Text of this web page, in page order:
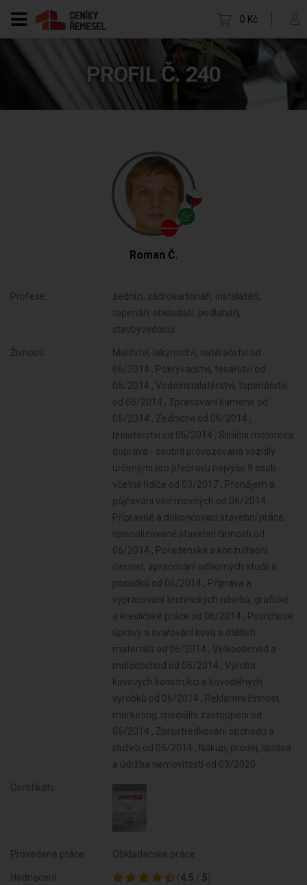
0 Kč
PROFIL Č. 240
Roman Č.
Profese:
zedníci, sádrokartonáři, instalatéři,
topenáři, obkladači, podlaháři,
stavbyvedoucí
Živnosti:
Malířství, lakýrnictví, natěračství od
06/2014 , Pokrývačství, tesařství od
06/2014 , Vodoinstalatérství, topenářství
od 06/2014 , Zpracování kamene od
06/2014 , Zednictví od 06/2014 ,
Izolatérství od 06/2014 , Silniční motorová
doprava - osobní provozovaná vozidly
určenými pro přepravu nejvýše 9 osob
včetně řidiče od 03/2017 , Pronájem a
půjčování věcí movitých od 06/2014 ,
Přípravné a dokončovací stavební práce,
specializované stavební činnosti od
06/2014 , Poradenská a konzultační
činnost, zpracování odborných studií a
posudků od 06/2014 , Příprava a
vypracování technických návrhů, grafické
a kresličské práce od 06/2014 , Povrchové
úpravy a svařování kovů a dalších
materiálů od 06/2014 , Velkoobchod a
maloobchod od 06/2014 , Výroba
kovových konstrukcí a kovodělných
výrobků od 06/2014 , Reklamní činnost,
marketing, mediální zastoupení od
06/2014 , Zprostředkování obchodu a
služeb od 06/2014 , Nákup, prodej, správa
a údržba nemovitostí od 03/2020
Certifikáty:
Provedené práce: Obkladačské práce
Hodnocení: ( 4.5 / 5)